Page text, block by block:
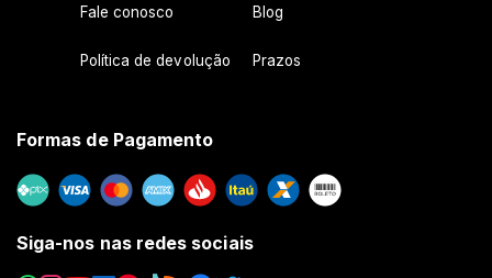
Fale conosco Blog
Política de devolução Prazos
Formas de Pagamento
Siga-nos nas redes sociais